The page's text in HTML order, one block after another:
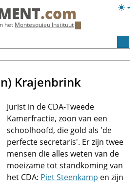
.com
het Montesquieu Instituut
Krajenbrink
Jurist in de CDA-Tweede
Kamerfractie, zoon van een
schoolhoofd, die gold als 'de
perfecte secretaris'. Er zijn twee
mensen die alles weten van de
moeizame tot standkoming van
het CDA: Piet Steenkamp en zijn